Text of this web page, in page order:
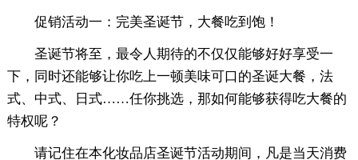
促销活动一：完美圣诞节，大餐吃到饱！
圣诞节将至，最令人期待的不仅仅能够好好享受一
下，同时还能够让你吃上一顿美味可口的圣诞大餐，法
式、中式、日式……任你挑选，那如何能够获得吃大餐的
特权呢？
请记住在本化妆品店圣诞节活动期间，凡是当天消费